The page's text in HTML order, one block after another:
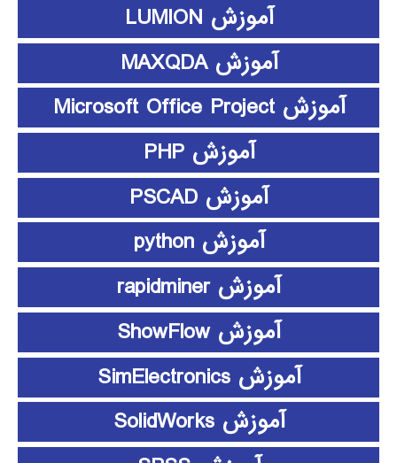
آموزش LUMION
آموزش MAXQDA
آموزش Microsoft Office Project
آموزش PHP
آموزش PSCAD
آموزش python
آموزش rapidminer
آموزش ShowFlow
آموزش SimElectronics
آموزش SolidWorks